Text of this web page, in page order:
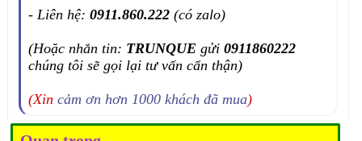
- Liên hệ:0911.860.222 (có zalo)
(Hoặc nhắn tin: TRUNQUE gửi0911860222
chúng tôi sẽ gọi lại tư vấn cẩn thận)
(Xincảm ơn hơn 1000 khách đã mua)